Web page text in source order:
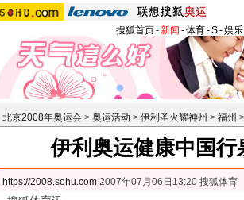
搜狐首页-新闻 -体育-S-娱乐
北京2008年奥运会 > 奥运活动 > 伊利圣火耀神州 > 福州 >
伊利奥运健康中国
https://2008.sohu.com 2007年07月06日13:20 搜狐体育